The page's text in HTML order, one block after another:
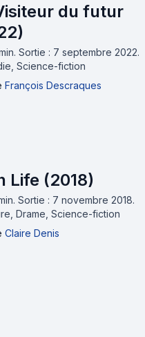
du futur
. Sortie : 7 septembre 2022.
Science-fiction
François Descraques
Life (2018)
. Sortie : 7 novembre 2018.
Drame, Science-fiction
Claire Denis